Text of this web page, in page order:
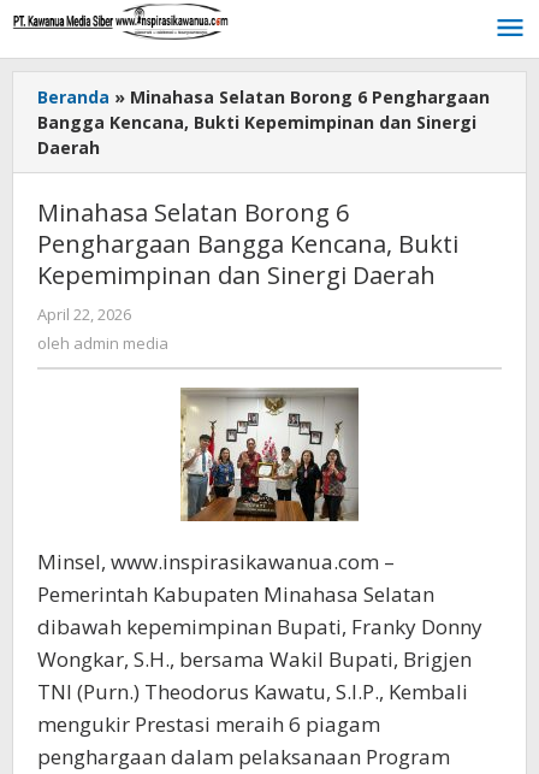
Lewati
konten
Beranda » Minahasa Selatan Borong 6 Penghargaan
Bangga Kencana, Bukti Kepemimpinan dan Sinergi
Daerah
Minahasa Selatan Borong 6
Penghargaan Bangga Kencana, Bukti
Kepemimpinan dan Sinergi Daerah
April 22, 2026
admin
oleh admin media
Minsel, www.inspirasikawanua.com –
Pemerintah Kabupaten Minahasa Selatan
dibawah kepemimpinan Bupati, Franky Donny
Wongkar, S.H., bersama Wakil Bupati, Brigjen
TNI (Purn.) Theodorus Kawatu, S.I.P., Kembali
mengukir Prestasi meraih 6 piagam
penghargaan dalam pelaksanaan Program